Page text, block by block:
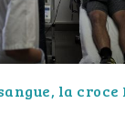
la croce